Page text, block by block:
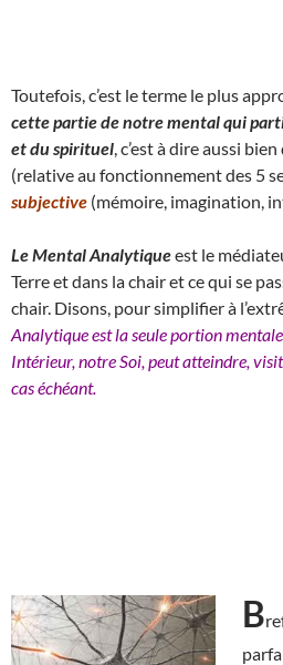
Toutefois, c’est le terme le plus
cette partie de notre mental qui
et du spirituel , c’est à dire aussi
(relative au fonctionnement des 5
subjective (mémoire, imagination,
Le Mental Analytiqueest le
Terre et dans la chair et ce qui se
chair. Disons, pour simplifier à
Analytique est la seule portion
Intérieur, notre Soi, peut atteindre,
cas échéant.
B